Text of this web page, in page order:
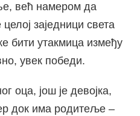
већ намером да
заједници света
бити утакмица између
увек победи.
оца, још је девојка,
док има родитеље –